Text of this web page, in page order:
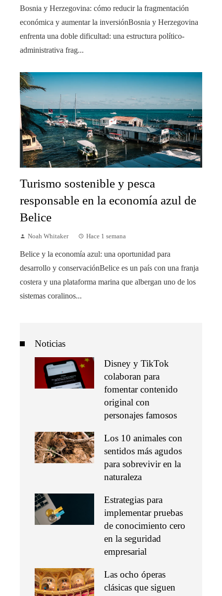
Bosnia y Herzegovina: cómo reducir la fragmentación
económica y aumentar la inversiónBosnia y Herzegovina
enfrenta una doble dificultad: una estructura político-
administrativa frag...
Turismo sostenible y pesca
responsable en la economía azul de
Belice
Noah Whitaker Hace 1 semana
Belice y la economía azul: una oportunidad para
desarrollo y conservaciónBelice es un país con una franja
costera y una plataforma marina que albergan uno de los
sistemas coralinos...
Noticias
Disney y TikTok
colaboran para
fomentar contenido
original con
personajes famosos
Los 10 animales con
sentidos más agudos
para sobrevivir en la
naturaleza
Estrategias para
implementar pruebas
de conocimiento cero
en la seguridad
empresarial
Las ocho óperas
clásicas que siguen